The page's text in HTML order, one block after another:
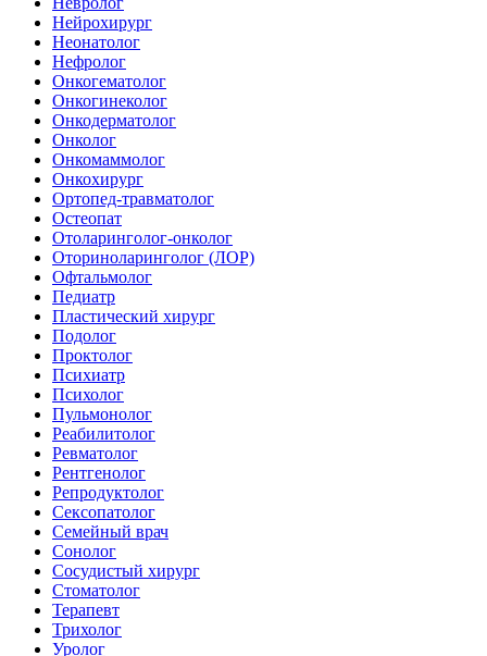
Нейрохирург
Неонатолог
Нефролог
Онкогематолог
Онкогинеколог
Онкодерматолог
Онколог
Онкомаммолог
Онкохирург
Ортопед-травматолог
Остеопат
Отоларинголог-онколог
Оториноларинголог (ЛОР)
Офтальмолог
Педиатр
Пластический хирург
Подолог
Проктолог
Психиатр
Психолог
Пульмонолог
Реабилитолог
Ревматолог
Рентгенолог
Репродуктолог
Сексопатолог
Семейный врач
Сонолог
Сосудистый хирург
Стоматолог
Терапевт
Трихолог
Уролог